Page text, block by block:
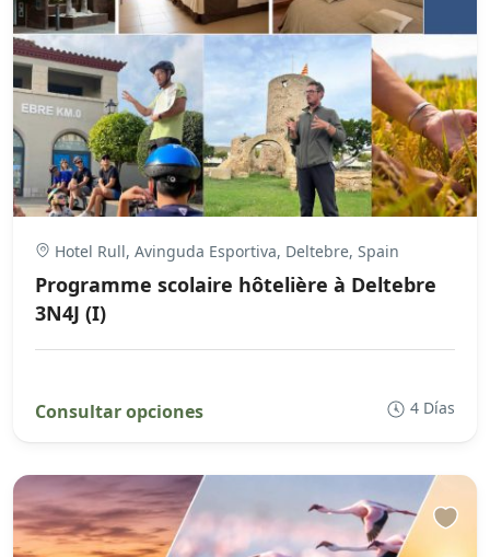
Hotel Rull, Avinguda Esportiva, Deltebre, Spain
Programme scolaire hôtelière à Deltebre
3N4J (I)
Consultar opciones 4 Días